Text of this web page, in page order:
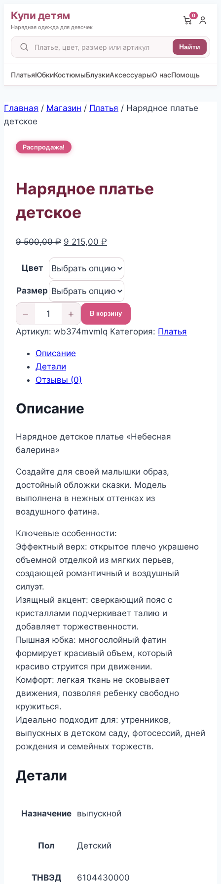
Купи детям
Нарядная одежда для девочек
Поиск
товаров
Найти
0
ПлатьяЮбкиКостюмыБлузкиАксессуарыО насПомощь
Перейти
к
Главная / Магазин / Платья / Нарядное платье
детское
Распродажа!
Нарядное платье
детское
9 500,00₽ Первоначальная
составляла
9
500,00 ₽.
9 215,00 ₽
9
215,00 ₽.
Цвет
Размер
Количество
товара
платье
детское
− + В корзину
Артикул: wb374mvmlq Категория: Платья
Описание
Детали
Отзывы (0)
Описание
Нарядное детское платье «Небесная
балерина»
Создайте для своей малышки образ,
достойный обложки сказки. Модель
выполнена в нежных оттенках из
воздушного фатина.
Ключевые особенности:
Эффектный верх: открытое плечо украшено
объемной отделкой из мягких перьев,
создающей романтичный и воздушный
силуэт.
Изящный акцент: сверкающий пояс с
кристаллами подчеркивает талию и
добавляет торжественности.
Пышная юбка: многослойный фатин
формирует красивый объем, который
красиво струится при движении.
Комфорт: легкая ткань не сковывает
движения, позволяя ребенку свободно
кружиться.
Идеально подходит для: утренников,
выпускных в детском саду, фотосессий, дней
рождения и семейных торжеств.
Детали
Назначение выпускной
Пол Детский
ТНВЭД 6104430000